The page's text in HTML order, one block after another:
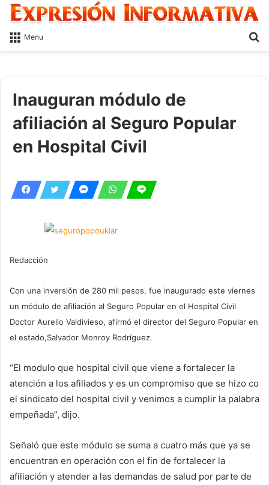
Menu
Inauguran módulo de
afiliación al Seguro Popular
en Hospital Civil
Redacción
Con una inversión de 280 mil pesos, fue inaugurado este viernes
un módulo de afiliación al Seguro Popular en el Hospital Civil
Doctor Aurelio Valdivieso, afirmó el director del Seguro Popular en
el estado,Salvador Monroy Rodríguez.
“El modulo que hospital civil que viene a fortalecer la
atención a los afiliados y es un compromiso que se hizo co
el sindicato del hospital civil y venimos a cumplir la palabra
empeñada”, dijo.
Señaló que este módulo se suma a cuatro más que ya se
encuentran en operación con el fin de fortalecer la
afiliación y atender a las demandas de salud por parte de